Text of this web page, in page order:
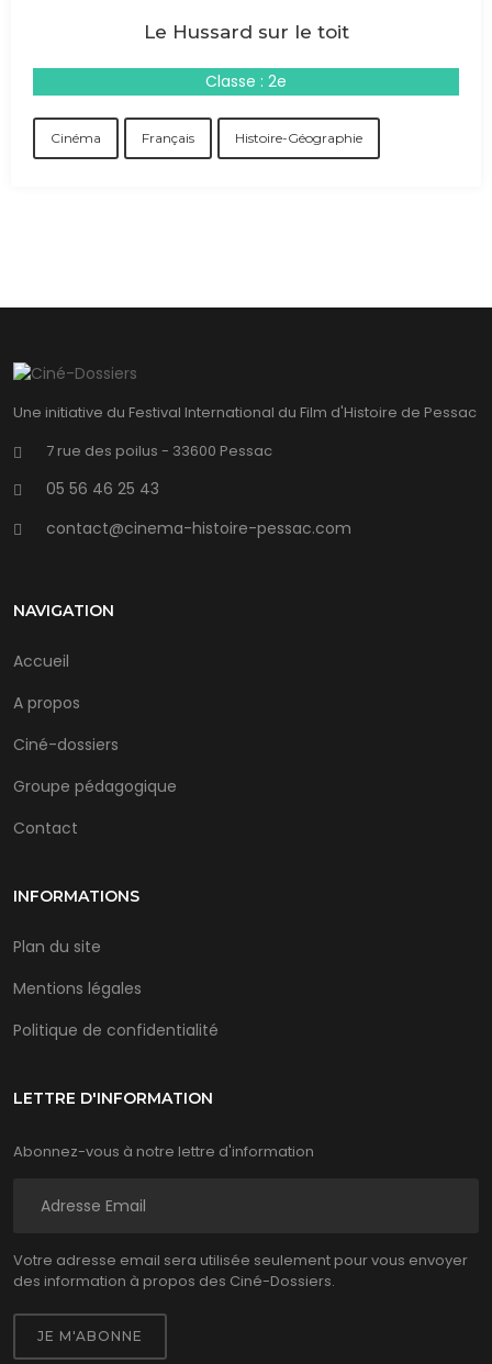
Le Hussard sur le toit
Classe : 2e
Cinéma Français Histoire-Géographie
Une initiative du Festival International du Film d'Histoire de Pessac
7 rue des poilus - 33600 Pessac
05 56 46 25 43
contact@cinema-histoire-pessac.com
NAVIGATION
Accueil
A propos
Ciné-dossiers
Groupe pédagogique
Contact
INFORMATIONS
Plan du site
Mentions légales
Politique de confidentialité
LETTRE D'INFORMATION
Abonnez-vous à notre lettre d'information
Votre adresse email sera utilisée seulement pour vous envoyer
des information à propos des Ciné-Dossiers.